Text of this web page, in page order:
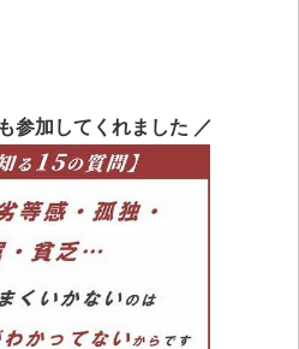
参加してくれました ／